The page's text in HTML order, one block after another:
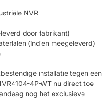
NVR
door fabrikant)
(indien meegeleverd)
installatie tegen een
4P-WT nu direct toe
nog het exclusieve